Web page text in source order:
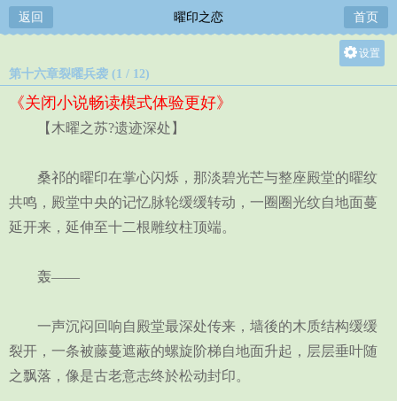
返回 曜印之恋 首页
设置
第十六章裂曜兵袭 (1 / 12)
《关闭小说畅读模式体验更好》
【木曜之苏?遗迹深处】
桑祁的曜印在掌心闪烁，那淡碧光芒与整座殿堂的曜纹
共鸣，殿堂中央的记忆脉轮缓缓转动，一圈圈光纹自地面蔓
延开来，延伸至十二根雕纹柱顶端。
轰——
一声沉闷回响自殿堂最深处传来，墙後的木质结构缓缓
裂开，一条被藤蔓遮蔽的螺旋阶梯自地面升起，层层垂叶随
之飘落，像是古老意志终於松动封印。